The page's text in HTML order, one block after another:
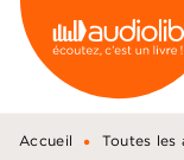
MENU
PIED DE PAGE
Accueil • Toutes les